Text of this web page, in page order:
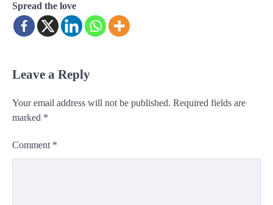
Spread the love
Leave a Reply
Your email address will not be published. Required fields are
marked *
Comment *